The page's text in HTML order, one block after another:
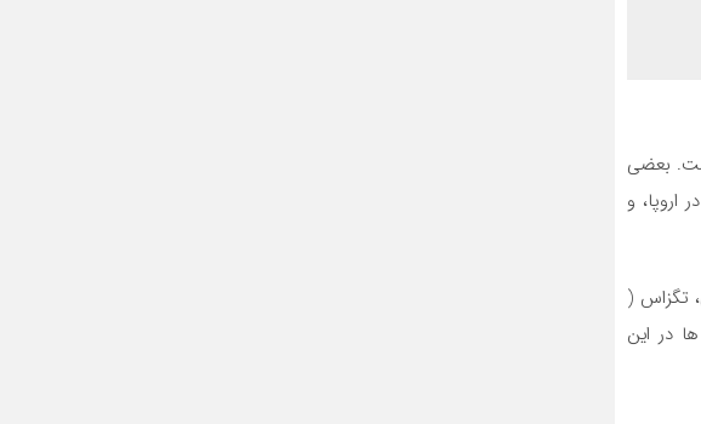
است. بعضی
و
تگزاس (
ها در این